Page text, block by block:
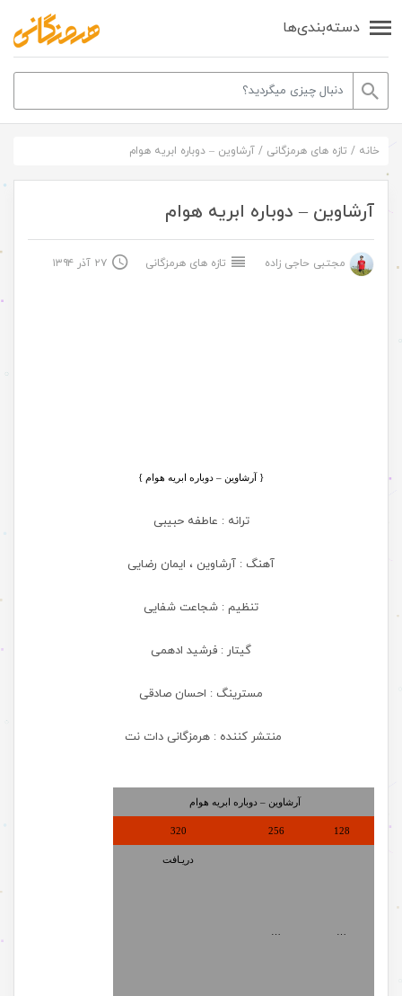
دسته‌بندی‌ها
خانه / تازه های هرمزگانی / آرشاوین – دوباره ابریه هوام
آرشاوین – دوباره ابریه هوام
مجتبی حاجی زاده تازه های هرمزگانی ۲۷ آذر ۱۳۹۴
{ آرشاوین – دوباره ابریه هوام }
ترانه : عاطفه حبیبی
آهنگ : آرشاوین ، ایمان رضایی
تنظیم : شجاعت شفایی
گیتار : فرشید ادهمی
مسترینگ : احسان صادقی
منتشر کننده : هرمزگانی دات نت
آرشاوین – دوباره ابریه هوام
128
256
320
دریـافت